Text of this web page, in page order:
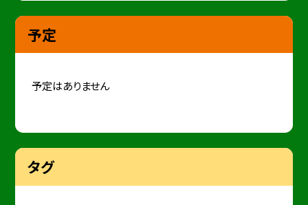
予定
予定はありません
タグ